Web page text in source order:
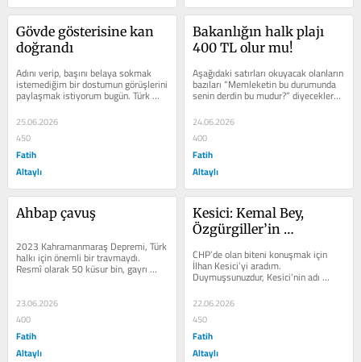
Gövde gösterisine kan
doğrandı
Adını verip, başını belaya sokmak
istemediğim bir dostumun görüşlerini
paylaşmak istiyorum bugün. Türk
futbolunun tam göbeğindedir. Onun...
25.06.2026
450
Fatih
Altaylı
Bakanlığın halk plajı
400 TL olur mu!
Aşağıdaki satırları okuyacak olanların
bazıları “Memleketin bu durumunda
senin derdin bu mudur?” diyeceklerdir
24.06.2026
400
Fatih
Altaylı
Ahbap çavuş
2023 Kahramanmaraş Depremi, Türk
halkı için önemli bir travmaydı.
Resmî olarak 50 küsur bin, gayrı
resmî olaraksa 200 bine yakın...
23.06.2026
400
Fatih
Altaylı
Kesici: Kemal Bey,
Özgürgiller’in
CHP’de olan biteni konuşmak için
İlhan Kesici’yi aradım.
Duymuşsunuzdur, Kesici’nin adı
Kayyum Kılıçdaroğlu’nun 2028...
22.06.2026
450
Fatih
Altaylı